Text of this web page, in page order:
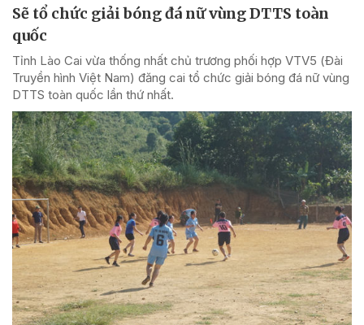
Sẽ tổ chức giải bóng đá nữ vùng DTTS toàn
quốc
Tỉnh Lào Cai vừa thống nhất chủ trương phối hợp VTV5 (Đài
Truyền hình Việt Nam) đăng cai tổ chức giải bóng đá nữ vùng
DTTS toàn quốc lần thứ nhất.